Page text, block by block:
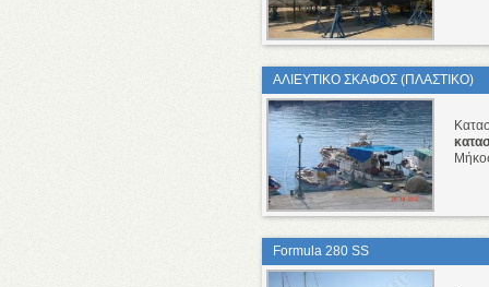
ΑΛΙΕΥΤΙΚΟ ΣΚΑΦΟΣ (ΠΛΑΣΤΙΚΟ)
Formula 280 SS